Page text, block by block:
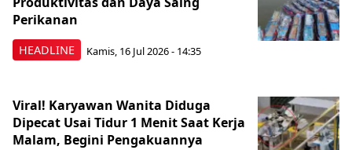
HEADLINE
Perikanan
Kamis, 16 Jul 2026 - 14:35
Viral! Karyawan Wanita Diduga
Dipecat Usai Tidur 1 Menit Saat Kerja
Malam, Begini Pengakuannya